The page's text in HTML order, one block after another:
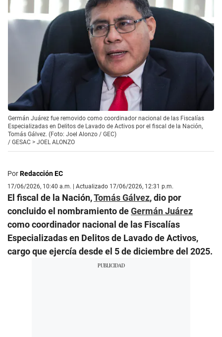
Germán Juárez fue removido como coordinador nacional de las Fiscalías
Especializadas en Delitos de Lavado de Activos por el fiscal de la Nación,
Tomás Gálvez. (Foto: Joel Alonzo / GEC)
/ GESAC > JOEL ALONZO
PorRedacción EC
17/06/2026, 10:40 a.m. | Actualizado 17/06/2026, 12:31 p.m.
El fiscal de la Nación,Tomás Gálvez, dio por
concluido el nombramiento deGermán Juárez
como coordinador nacional de las Fiscalías
Especializadas en Delitos de Lavado de Activos,
cargo que ejercía desde el 5 de diciembre del 2025.